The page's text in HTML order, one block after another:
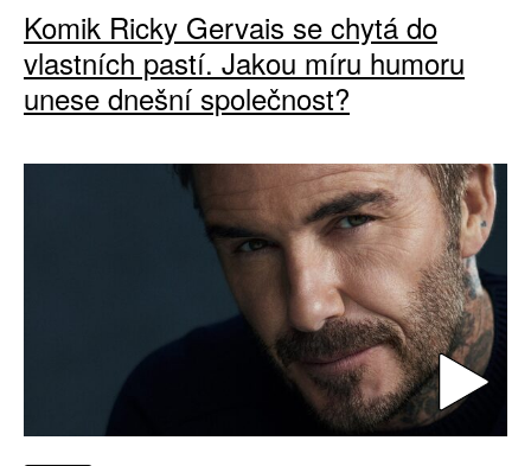
Komik Ricky Gervais se chytá do
vlastních pastí. Jakou míru humoru
unese dnešní společnost?